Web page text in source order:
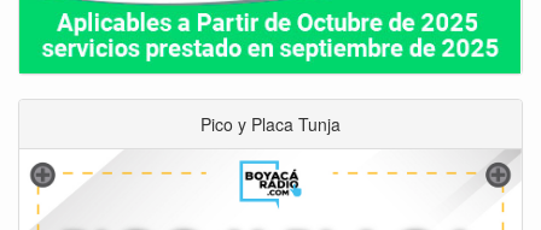
Pico y Placa Tunja